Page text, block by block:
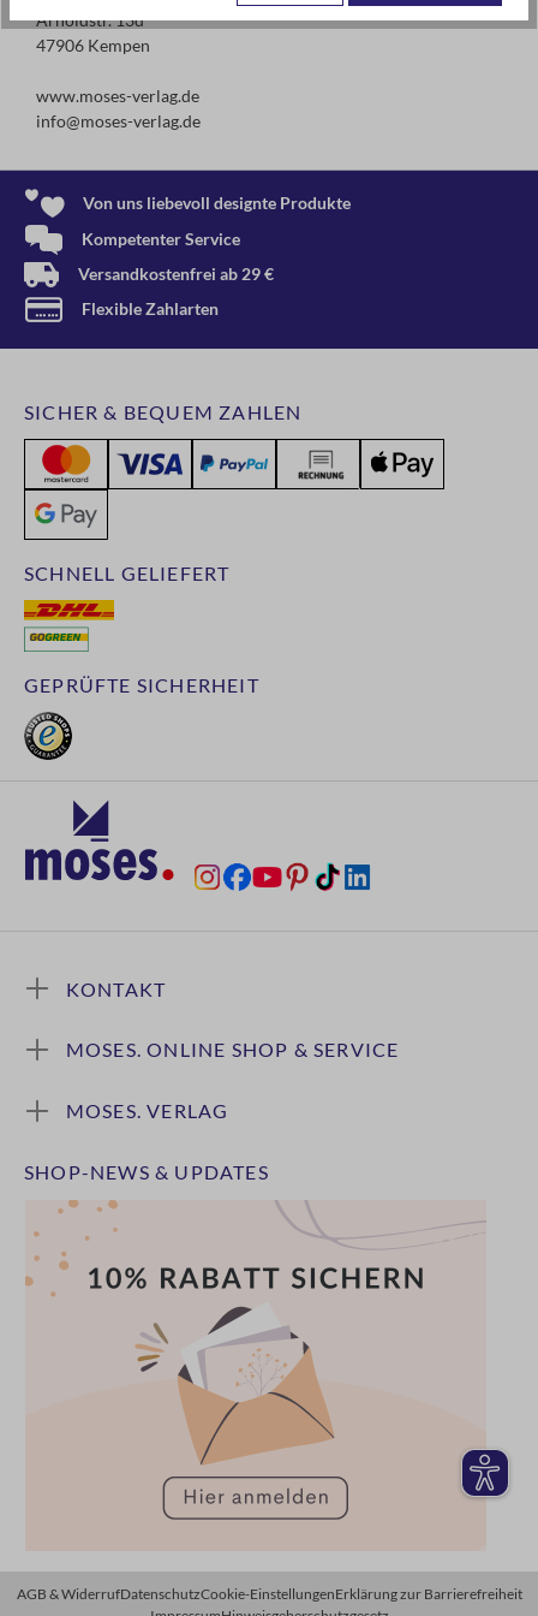
Arnoldstr. 13d
47906 Kempen
www.moses-verlag.de
info@moses-verlag.de
Von uns liebevoll designte Produkte
Kompetenter Service
Versandkostenfrei ab 29 €
Flexible Zahlarten
GEPRÜFTE SICHERHEIT
SCHNELL GELIEFERT
SICHER & BEQUEM ZAHLEN
KONTAKT
MOSES. ONLINE SHOP & SERVICE
MOSES. VERLAG
SHOP-NEWS & UPDATES
AGB & WiderrufDatenschutzCookie-EinstellungenErklärung zur Barrierefreiheit